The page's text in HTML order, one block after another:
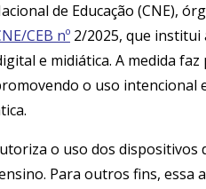
de Educação (CNE),
CEB nº 2/2025, que
e midiática. A medida
o uso
o uso dos dispositivos
Para outros fins, essa